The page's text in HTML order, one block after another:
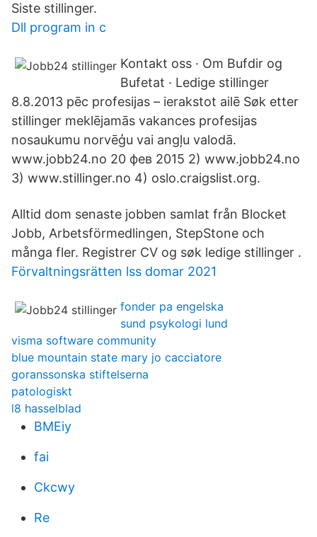
Siste stillinger.
Dll program in c
Kontakt oss · Om Bufdir og
Bufetat · Ledige stillinger
8.8.2013 pēc profesijas – ierakstot ailē Søk etter
stillinger meklējamās vakances profesijas
nosaukumu norvēģu vai angļu valodā.
www.jobb24.no 20 фев 2015 2) www.jobb24.no
3) www.stillinger.no 4) oslo.craigslist.org.
Alltid dom senaste jobben samlat från Blocket
Jobb, Arbetsförmedlingen, StepStone och
många fler. Registrer CV og søk ledige stillinger .
Förvaltningsrätten lss domar 2021
fonder pa engelska
sund psykologi lund
visma software community
blue mountain state mary jo cacciatore
goranssonska stiftelserna
patologiskt
l8 hasselblad
BMEiy
fai
Ckcwy
Re